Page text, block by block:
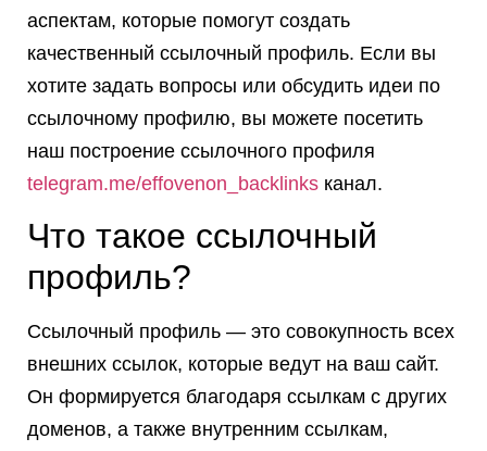
аспектам, которые помогут создать
качественный ссылочный профиль. Если вы
хотите задать вопросы или обсудить идеи по
ссылочному профилю, вы можете посетить
наш построение ссылочного профиля
telegram.me/effovenon_backlinks канал.
Что такое ссылочный
профиль?
Ссылочный профиль — это совокупность всех
внешних ссылок, которые ведут на ваш сайт.
Он формируется благодаря ссылкам с других
доменов, а также внутренним ссылкам,